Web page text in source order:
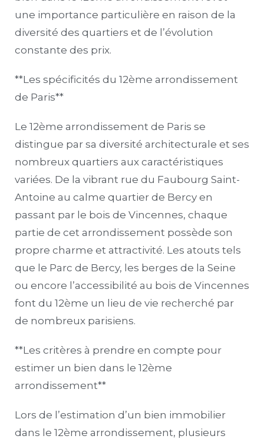
une importance particulière en raison de la
diversité des quartiers et de l’évolution
constante des prix.
**Les spécificités du 12ème arrondissement
de Paris**
Le 12ème arrondissement de Paris se
distingue par sa diversité architecturale et ses
nombreux quartiers aux caractéristiques
variées. De la vibrant rue du Faubourg Saint-
Antoine au calme quartier de Bercy en
passant par le bois de Vincennes, chaque
partie de cet arrondissement possède son
propre charme et attractivité. Les atouts tels
que le Parc de Bercy, les berges de la Seine
ou encore l’accessibilité au bois de Vincennes
font du 12ème un lieu de vie recherché par
de nombreux parisiens.
**Les critères à prendre en compte pour
estimer un bien dans le 12ème
arrondissement**
Lors de l’estimation d’un bien immobilier
dans le 12ème arrondissement, plusieurs